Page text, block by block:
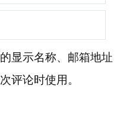
显示名称、邮箱地址
评论时使用。